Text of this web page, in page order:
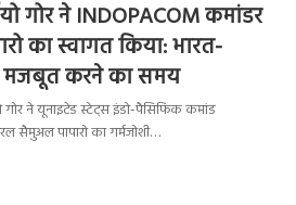
गोर ने INDOPACOM कमांडर
का स्वागत किया: भारत-
मजबूत करने का समय
गोर ने यूनाइटेड स्टेट्स इंडो-पैसिफिक कमांड
सैमुअल पापारो का गर्मजोशी…